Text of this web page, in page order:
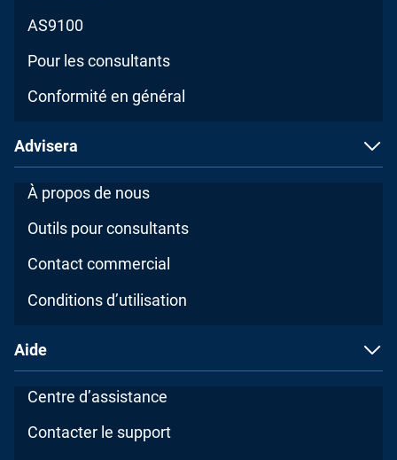
AS9100
Pour les consultants
Conformité en général
Advisera
À propos de nous
Outils pour consultants
Contact commercial
Conditions d’utilisation
Aide
Centre d’assistance
Contacter le support